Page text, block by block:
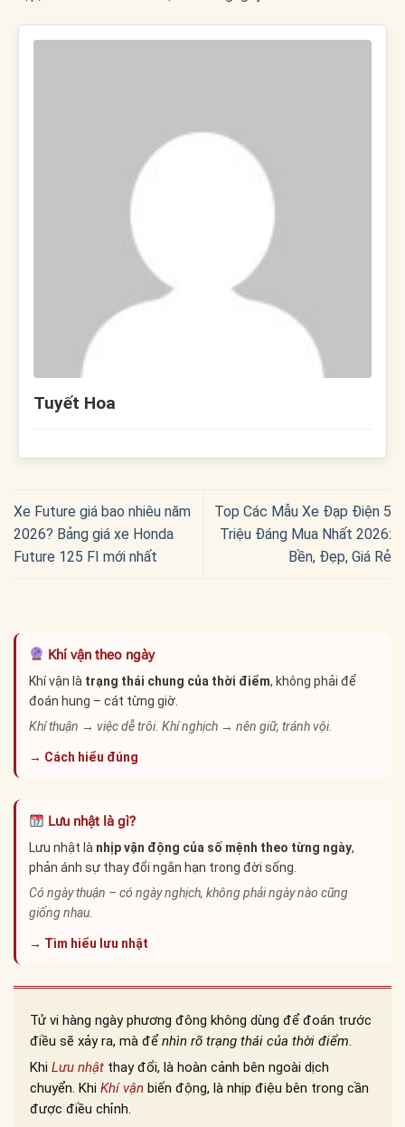
Tuyết Hoa
Xe Future giá bao nhiêu năm
2026? Bảng giá xe Honda
Future 125 FI mới nhất
Top Các Mẫu Xe Đạp Điện 5
Triệu Đáng Mua Nhất 2026:
Bền, Đẹp, Giá Rẻ
Khí vận theo ngày
Khí vận là trạng thái chung của thời điểm, không phải để
đoán hung – cát từng giờ.
Khí thuận → việc dễ trôi. Khí nghịch → nên giữ, tránh vội.
→ Cách hiểu đúng
Lưu nhật là gì?
Lưu nhật là nhịp vận động của số mệnh theo từng ngày,
phản ánh sự thay đổi ngắn hạn trong đời sống.
Có ngày thuận – có ngày nghịch, không phải ngày nào cũng
giống nhau.
→ Tìm hiểu lưu nhật
Tử vi hàng ngày phương đông không dùng để đoán trước
điều sẽ xảy ra, mà đểnhìn rõ trạng thái của thời điểm.
Khi Lưu nhật thay đổi, là hoàn cảnh bên ngoài dịch
chuyển. Khi Khí vận biến động, là nhịp điệu bên trong cần
được điều chỉnh.